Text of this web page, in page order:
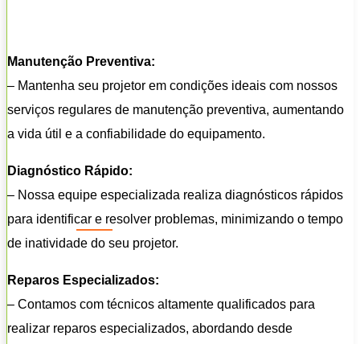
Manutenção Preventiva:
– Mantenha seu projetor em condições ideais com nossos
serviços regulares de manutenção preventiva, aumentando
a vida útil e a confiabilidade do equipamento.
Diagnóstico Rápido:
– Nossa equipe especializada realiza diagnósticos rápidos
para identificar e resolver problemas, minimizando o tempo
de inatividade do seu projetor.
Reparos Especializados:
– Contamos com técnicos altamente qualificados para
realizar reparos especializados, abordando desde